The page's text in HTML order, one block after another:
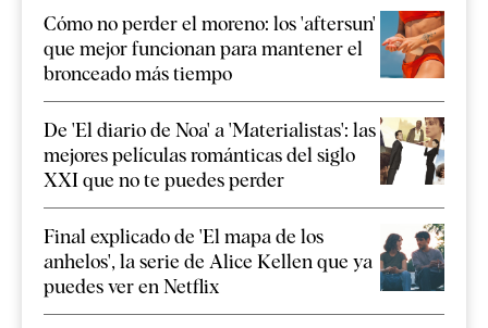
Cómo no perder el moreno: los 'aftersun'
que mejor funcionan para mantener el
bronceado más tiempo
De 'El diario de Noa' a 'Materialistas': las
mejores películas románticas del siglo
XXI que no te puedes perder
Final explicado de 'El mapa de los
anhelos', la serie de Alice Kellen que ya
puedes ver en Netflix